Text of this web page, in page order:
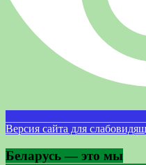
Версия сайта для
Беларусь — это мы